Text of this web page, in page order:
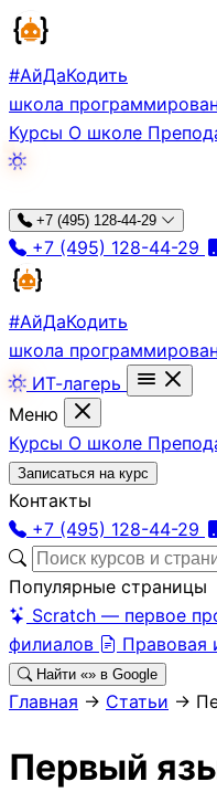
#АйДаКодить
школа
Курсы О школе
+7 (495) 128-44-29
+7 (495) 128-44-29
#АйДаКодить
школа
ИТ-лагерь
Меню
Курсы О школе
Записаться на курс
Контакты
+7 (495) 128-44-29
Популярные страницы
Scratch — первое
филиалов
Правовая
Найти «» в Google
Главная → Статьи →
Первый